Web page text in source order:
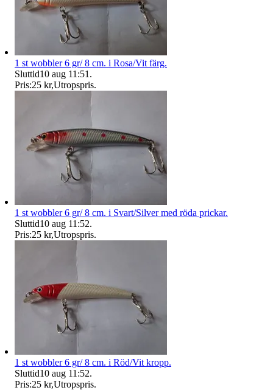
1 st wobbler 6 gr/ 8 cm. i Rosa/Vit färg.
Sluttid10 aug 11:51 .
Pris:25 kr,Utropspris.
1 st wobbler 6 gr/ 8 cm. i Svart/Silver med röda prickar.
Sluttid10 aug 11:52.
Pris:25 kr,Utropspris.
1 st wobbler 6 gr/ 8 cm. i Röd/Vit kropp.
Sluttid10 aug 11:52.
Pris:25 kr,Utropspris.